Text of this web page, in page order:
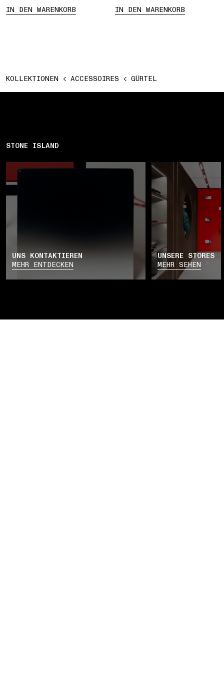
IN DEN WARENKORB
IN DEN WARENKORB
KOLLEKTIONEN ACCESSOIRES GÜRTEL
STONE ISLAND
UNS KONTAKTIEREN
MEHR ENTDECKEN
UNSERE STORES
MEHR SEHEN